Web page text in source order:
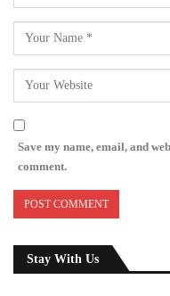
Save my name, email, and
comment.
Stay With Us